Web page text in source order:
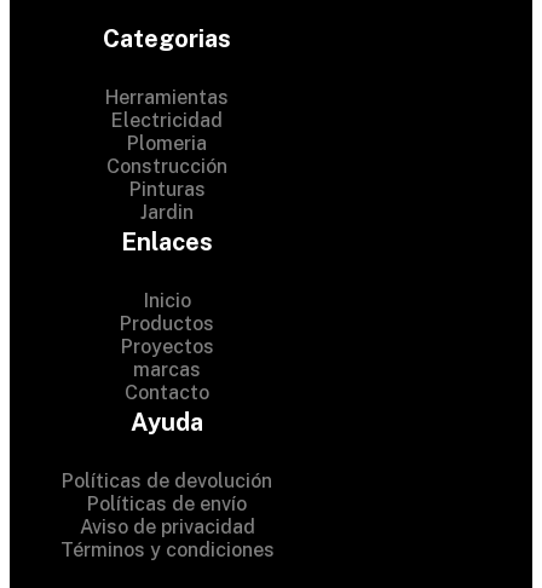
Categorias
Herramientas
Electricidad
Plomeria
Construcción
Pinturas
Jardin
Enlaces
Inicio
Productos
Proyectos
marcas
Contacto
Ayuda
Políticas de devolución
Políticas de envío
Aviso de privacidad
Términos y condiciones